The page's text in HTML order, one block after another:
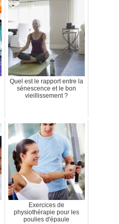
Quel est le rapport entre la
sénescence et le bon
vieillissement ?
Exercices de
physiothérapie pour les
poulies d'épaule